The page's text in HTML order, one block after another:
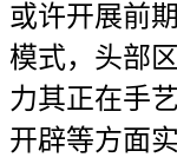
或许开展前
模式，头部
力其正在手
开辟等方面